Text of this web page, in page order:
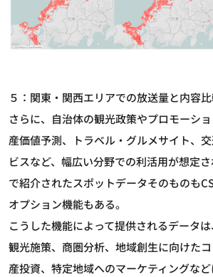
５：関東・関西エリアでの放送量と内容比
さらに、自治体の観光政策やプロモーシ
産価値予測、トラベル・グルメサイト、
ビスなど、幅広い分野での利活用が想定
で紹介されたスポットデータそのものも
オプション機能もある。
こうした機能によって提供されるデータ
観光施策、商圏分析、地域創生に向けた
産投資、特定地域へのマーケティングな